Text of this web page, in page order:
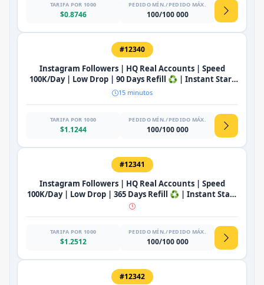
TARIFA POR 1000
$0.8746
PEDIDO MÍN./PEDIDO MÁX.
100/100 000
#12340
Instagram Followers | HQ Real Accounts | Speed
100K/Day | Low Drop | 90 Days Refill ♻️ | Instant Start
🔥
15 minutos
TARIFA POR 1000
$1.1244
PEDIDO MÍN./PEDIDO MÁX.
100/100 000
#12341
Instagram Followers | HQ Real Accounts | Speed
100K/Day | Low Drop | 365 Days Refill ♻️ | Instant Start
🔥
TARIFA POR 1000
$1.2512
PEDIDO MÍN./PEDIDO MÁX.
100/100 000
#12342